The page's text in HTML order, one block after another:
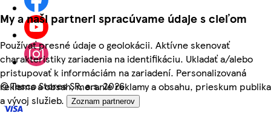
My a naši partneri spracúvame údaje s cieľom
Používať presné údaje o geolokácii. Aktívne skenovať
charakteristiky zariadenia na identifikáciu. Ukladať a/alebo
pristupovať k informáciám na zariadení. Personalizovaná
reklama a obsah, meranie reklamy a obsahu, prieskum publika
a vývoj služieb.
Zoznam partnerov
©Tesco Stores SR, a.s. 2026